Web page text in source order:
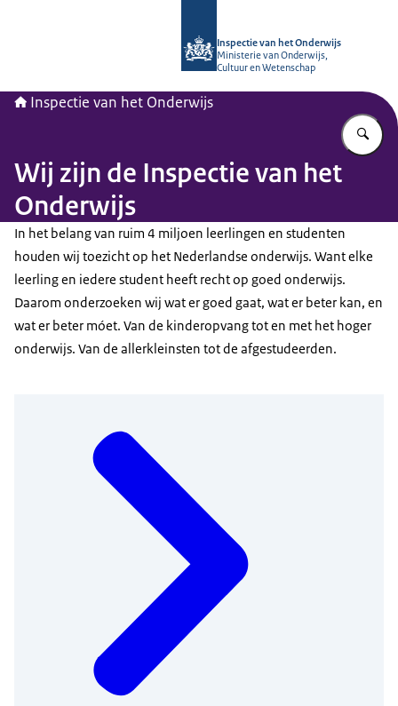
Inspectie van het Onderwijs
Ministerie van Onderwijs,
Cultuur en Wetenschap
Inspectie van het Onderwijs
Wij zijn de Inspectie van het
Onderwijs
In het belang van ruim 4 miljoen leerlingen en studenten
houden wij toezicht op het Nederlandse onderwijs. Want elke
leerling en iedere student heeft recht op goed onderwijs.
Daarom onderzoeken wij wat er goed gaat, wat er beter kan, en
wat er beter móet. Van de kinderopvang tot en met het hoger
onderwijs. Van de allerkleinsten tot de afgestudeerden.